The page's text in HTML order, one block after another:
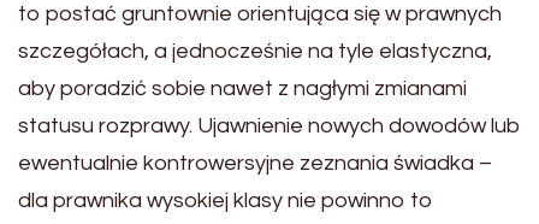
to postać gruntownie orientująca się w prawnych
szczegółach, a jednocześnie na tyle elastyczna,
aby poradzić sobie nawet z nagłymi zmianami
statusu rozprawy. Ujawnienie nowych dowodów lub
ewentualnie kontrowersyjne zeznania świadka –
dla prawnika wysokiej klasy nie powinno to